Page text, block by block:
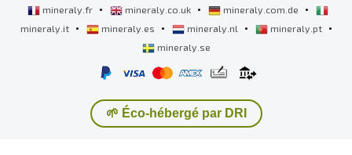
mineraly.fr • mineraly.co.uk • mineraly.com.de •
mineraly.it • mineraly.es • mineraly.nl • mineraly.pt •
mineraly.se
🌱 Éco-hébergé par DRI